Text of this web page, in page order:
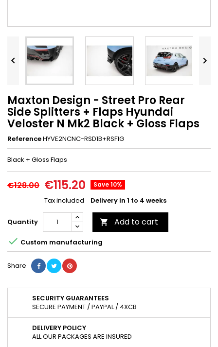
 
Maxton Design - Street Pro Rear
Side Splitters + Flaps Hyundai
Veloster N Mk2 Black + Gloss Flaps
ReferenceHYVE2NCNC-RSD1B+RSF1G
Black + Gloss Flaps
€128.00 €115.20 Save 10%
Tax included Delivery in 1 to 4 weeks
Quantity  Add to cart
 Custom manufacturing
Share
SECURITY GUARANTEES
SECURE PAYMENT / PAYPAL / 4XCB
DELIVERY POLICY
ALL OUR PACKAGES ARE INSURED